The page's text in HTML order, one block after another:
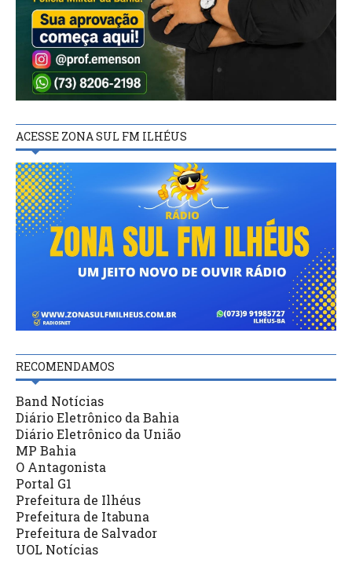
ACESSE ZONA SUL FM ILHÉUS
RECOMENDAMOS
Band Notícias
Diário Eletrônico da Bahia
Diário Eletrônico da União
MP Bahia
O Antagonista
Portal G1
Prefeitura de Ilhéus
Prefeitura de Itabuna
Prefeitura de Salvador
UOL Notícias